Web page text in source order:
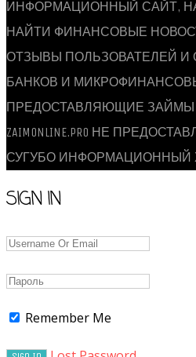
ИНФОРМАЦИОННЫЙ САЙТ,
НАЙТИ ФИНАНСОВЫЕ
ОТЗЫВЫ ПОЛЬЗОВАТЕЛЕЙ И
БАНКОВ И
ПРЕДОСТАВЛЯЮЩИЕ ЗАЙМЫ
ZAIMONLINE.PRO НЕ
СУГУБО ИНФОРМАЦИОННЫЙ
SIGN IN
Remember Me